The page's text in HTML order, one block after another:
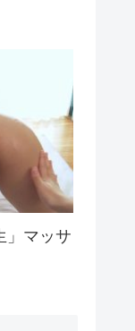
」マッサ